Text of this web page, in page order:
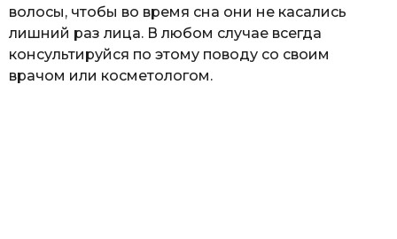
волосы, чтобы во время сна они не касались
лишний раз лица. В любом случае всегда
консультируйся по этому поводу со своим
врачом или косметологом.